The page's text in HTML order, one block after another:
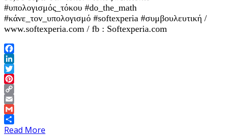
#υπολογισμός_τόκου #do_the_math
#κάνε_τον_υπολογισμό #softexperia #συμβουλευτική /
www.softexperia.com / fb : Softexperia.com
Facebook
LinkedIn
Twitter
Pinterest
Copy
Link
Email
Gmail
Share
Read More